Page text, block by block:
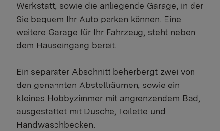
Werkstatt, sowie die anliegende Garage, in der
Sie bequem Ihr Auto parken können. Eine
weitere Garage für Ihr Fahrzeug, steht neben
dem Hauseingang bereit.
Ein separater Abschnitt beherbergt zwei von
den genannten Abstellräumen, sowie ein
kleines Hobbyzimmer mit angrenzendem Bad,
ausgestattet mit Dusche, Toilette und
Handwaschbecken.